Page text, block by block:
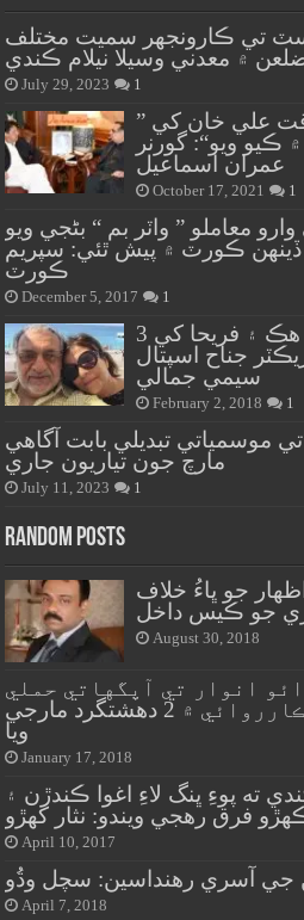
4 آگسٽ تي ڪارونجهر سميت مختلف
۾ معدني وسيلا نيلام ڪندي
July 29, 2023 1
” فرزند ڪراچي لياقت علي خان کي
ويو“: گورنر
عمران اسماعيل
October 17, 2021 1
معاملو ” واٽر بم “ بڻجي ويو
ڏينهن ڪورٽ ۾ پيش ٿئي: سپريم
ڪورٽ
December 5, 2017 1
هزار خان بجاراڻي کي هڪ ۽ فريحا کي 3
جناح اسپتال
سيمي جمالي
February 2, 2018 1
ڪراچي ۾ جولاءِ16تي موسمياتي تبديلي بابت آگاهي
مارچ جون تياريون جاري
July 11, 2023 1
Random Posts
جو ڀاءُ خلاف
جو ڪيس داخل
August 30, 2018
انوار تي آپگهاتي حملي
جي ڪوشش،پوليس جي ڪارروائي ۾ 2 دهشتگرد مارجي
ويا
January 17, 2018
ته پوءِ ڀنگ لاءِ اغوا ڪندڙن ۽
فرق رهجي ويندو: نثار کهڙو
April 10, 2017
جي آسري رهنداسين: سچل وڌُو
April 7, 2018